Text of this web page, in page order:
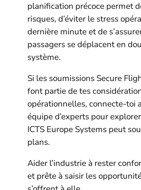
planification précoce permet
risques, d’éviter le stress
dernière minute et de
passagers se déplacent en
système.
Si les soumissions Secure
font partie de tes
opérationnelles, connecte-toi
équipe d’experts pour
ICTS Europe Systems peut
plans.
Aider l’industrie à rester
et prête à saisir les